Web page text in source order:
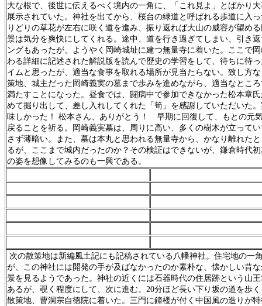
大な根で、後世に伝えるべく境内の一角に、「これ見よ」とばかり
展示されていた。神社を出てから、桜台の緑道と呼ばれる歩道に入
りどりの草花が左右に咲く道を進み、振り返れば大山の威容が望め
景は気分を爽快にしてくれる。途中、道を行き過ぎてしまい、引き
ングもあったが、ようやく岡崎城址に建つ無量寺に着いた。ここで
わる詳細に記述された解説版を読んで歴史の学習をして、待ちに待
イムと思ったが、適当な食事を取れる場所が見当たらない。致し方
策地、城主だった岡崎義実の墓まで歩みを進めながら、適当なとこ
満たすことになった。昼食では、闘病中で参加できなかった松本章
めて掘り出して、差し入れしてくれた「筍」を感謝していただいた
味しかった！ 松本さん、ありがとう！ 早期に回復して、もとの元
戻ることを祈る。岡崎義実墓は、周りに高い、多くの樹木が立って
さず薄暗い。また、墓は本丸と思われる無量寺から、かなり離れた
るが、ここまで城内だったのか？その検証はできないが、鎌倉時代
の姿を想像してみるのも一興である。
次の散策地は新編風土記にも記稿されている八幡神社。住宅地の一
が、この神社には開発の手が及ばなかったのか素朴な、懐かしい昔
景を見るようであった。神社の近くには石器時代の住居跡という山
あるが、覗く程度にして、次に進む。20分ほど長い下り坂の道を歩
散策地、曹洞宗自徳院に着いた。三門に鐘楼が付く中国風の造りが